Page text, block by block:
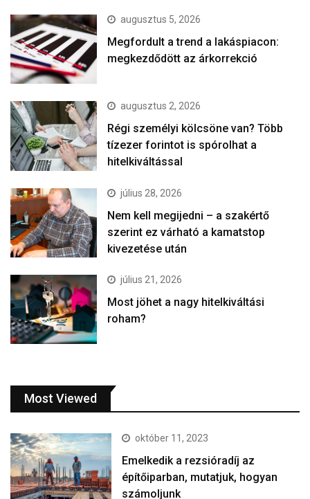
augusztus 5, 2026
Megfordult a trend a lakáspiacon:
megkezdődött az árkorrekció
augusztus 2, 2026
Régi személyi kölcsöne van? Több
tízezer forintot is spórolhat a
hitelkiváltással
július 28, 2026
Nem kell megijedni – a szakértő
szerint ez várható a kamatstop
kivezetése után
július 21, 2026
Most jöhet a nagy hitelkiváltási
roham?
Most Viewed
október 11, 2023
Emelkedik a rezsióradíj az
építőiparban, mutatjuk, hogyan
számoljunk